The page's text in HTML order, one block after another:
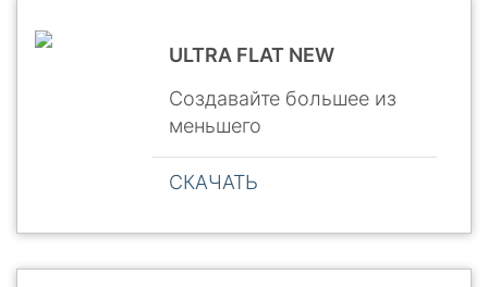
ULTRA FLAT NEW
Создавайте большее из
меньшего
СКАЧАТЬ